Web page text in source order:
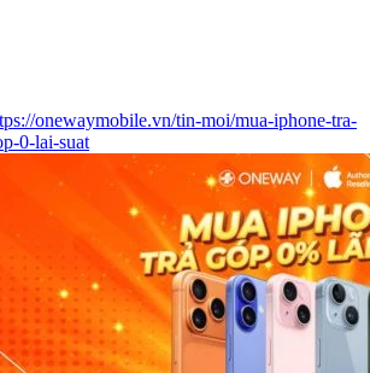
onewaymobile.vn/tin-moi/mua-iphone-tra-
0-lai-suat